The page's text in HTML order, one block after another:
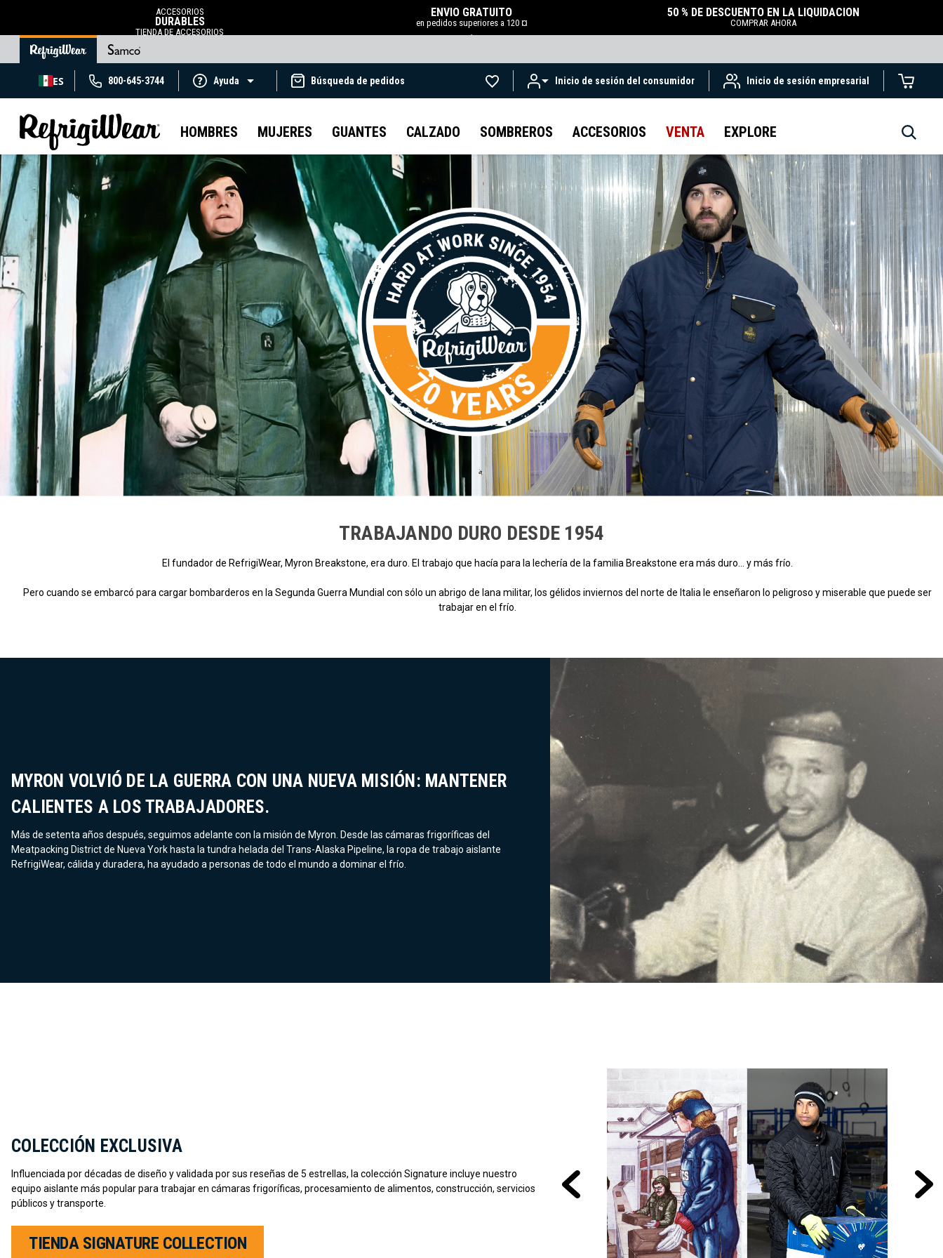
ACCESORIOS
DURABLES
TIENDA DE ACCESORIOS
ENVÍO GRATUITO
en pedidos superiores a 120 ¤
.
50 % DE DESCUENTO EN LA LIQUIDACIÓN
COMPRAR AHORA
ES 800-645-3744 Ayuda Búsqueda de pedidos Inicio de sesión del consumidor Inicio de sesión empresarial
HOMBRES MUJERES GUANTES CALZADO SOMBREROS ACCESORIOS VENTA EXPLORE
TRABAJANDO DURO DESDE 1954
El fundador de RefrigiWear, Myron Breakstone, era duro. El trabajo que hacía para la lechería de la familia Breakstone era más duro... y más frío.
Pero cuando se embarcó para cargar bombarderos en la Segunda Guerra Mundial con sólo un abrigo de lana militar, los gélidos inviernos del norte de Italia le enseñaron lo peligroso y miserable que puede ser
trabajar en el frío.
MYRON VOLVIÓ DE LA GUERRA CON UNA NUEVA MISIÓN: MANTENER
CALIENTES A LOS TRABAJADORES.
Más de setenta años después, seguimos adelante con la misión de Myron. Desde las cámaras frigoríficas del
Meatpacking District de Nueva York hasta la tundra helada del Trans-Alaska Pipeline, la ropa de trabajo aislante
RefrigiWear, cálida y duradera, ha ayudado a personas de todo el mundo a dominar el frío.
COLECCIÓN EXCLUSIVA
Influenciada por décadas de diseño y validada por sus reseñas de 5 estrellas, la colección Signature incluye nuestro
equipo aislante más popular para trabajar en cámaras frigoríficas, procesamiento de alimentos, construcción, servicios
públicos y transporte.
TIENDA SIGNATURE COLLECTION